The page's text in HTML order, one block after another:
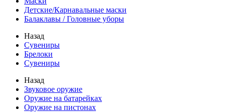
Детские/Карнавальные маски
Балаклавы / Головные уборы
Назад
Сувениры
Брелоки
Сувениры
Назад
Звуковое оружие
Оружие на батарейках
Оружие на пистонах